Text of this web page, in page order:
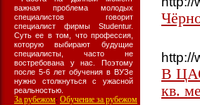
важная проблема молодых
специалистов говорит
специалист фирмы Studentur.
Суть ее в том, что профессия,
которую выбирают будущие
специалисты, часто не
востребована у нас. Поэтому
после 5-6 лет обучения в ВУЗе
нужно столкнуться с ужасной
реальностью.
За рубежом: Обучение за рубежом
http://
В
кв.